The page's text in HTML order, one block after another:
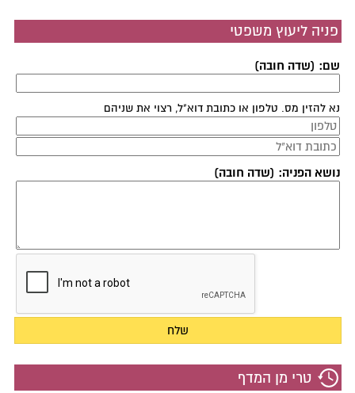
פניה ליעוץ משפטי
שם: (שדה חובה)
נא להזין מס. טלפון או כתובת דוא"ל, רצוי את שניהם
נושא הפניה: (שדה חובה)
טרי מן המדף